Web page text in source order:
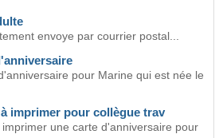
envoye par courrier postal...
pour Marine qui est née le
imprimer pour collègue trav
une carte d'anniversaire pour